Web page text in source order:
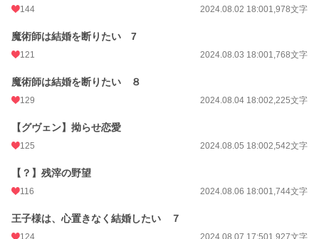
144 2024.08.02 18:001,978文字
魔術師は結婚を断りたい 7
121 2024.08.03 18:001,768文字
魔術師は結婚を断りたい ８
129 2024.08.04 18:002,225文字
【グヴェン】拗らせ恋愛
125 2024.08.05 18:002,542文字
【？】残滓の野望
116 2024.08.06 18:001,744文字
王子様は、心置きなく結婚したい ７
124 2024.08.07 17:501,927文字